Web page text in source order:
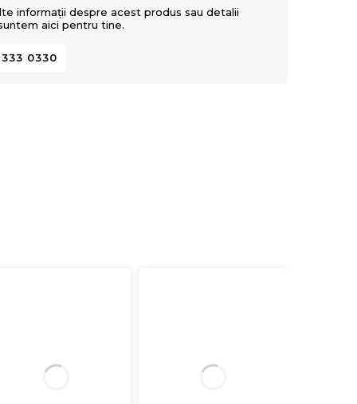
informații despre acest produs sau detalii
aici pentru tine.
333 0330